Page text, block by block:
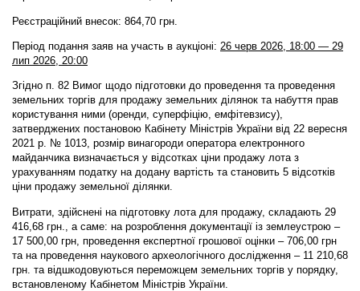
Реєстраційний внесок: 864,70 грн.
Період подання заяв на участь в аукціоні: 26 черв 2026, 18:00 — 29
лип 2026, 20:00
Згідно п. 82 Вимог щодо підготовки до проведення та проведення
земельних торгів для продажу земельних ділянок та набуття прав
користування ними (оренди, суперфіцію, емфітевзису),
затверджених постановою Кабінету Міністрів України від 22 вересня
2021 р. № 1013, розмір винагороди оператора електронного
майданчика визначається у відсотках ціни продажу лота з
урахуванням податку на додану вартість та становить 5 відсотків
ціни продажу земельної ділянки.
Витрати, здійснені на підготовку лота для продажу, складають 29
416,68 грн., а саме: на розроблення документації із землеустрою –
17 500,00 грн, проведення експертної грошової оцінки – 706,00 грн
та на проведення наукового археологічного дослідження – 11 210,68
грн. та відшкодовуються переможцем земельних торгів у порядку,
встановленому Кабінетом Міністрів України.